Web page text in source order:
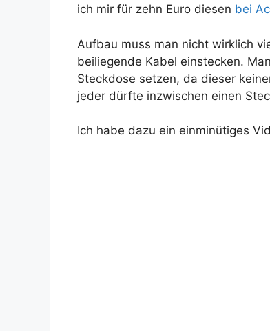
ich mir für zehn Euro diesen bei
Aufbau muss man nicht wirklich
beiliegende Kabel einstecken.
Steckdose setzen, da dieser
jeder dürfte inzwischen einen
Ich habe dazu ein einminütiges